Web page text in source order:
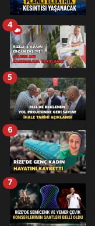
4
5
6
7